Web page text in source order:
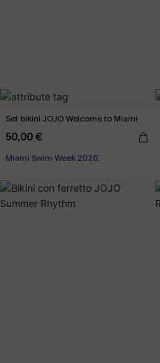
Set bikini JOJO Welcome to Miami
50,00 €
Miami Swim Week 2026